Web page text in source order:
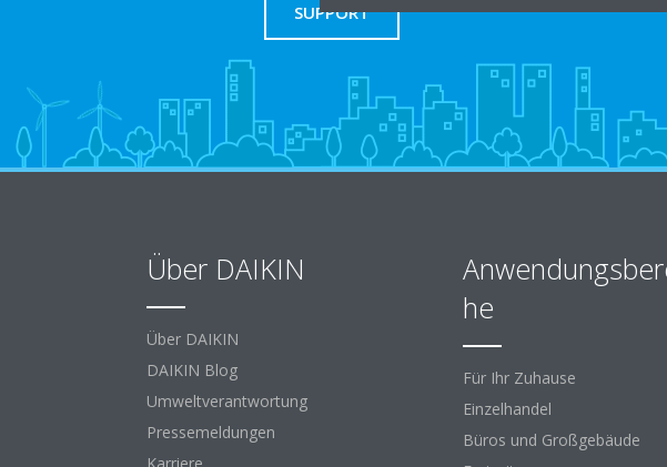
SUPPORT
Über DAIKIN
Über DAIKIN
DAIKIN Blog
Umweltverantwortung
Pressemeldungen
he
Für Ihr Zuhause
Einzelhandel
Büros und Großgebäude